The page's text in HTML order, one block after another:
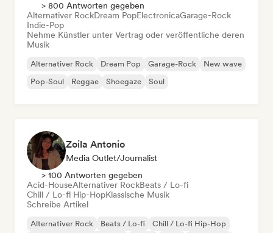
> 800 Antworten gegeben
Alternativer RockDream PopElectronicaGarage-Rock
Indie-Pop
Nehme Künstler unter Vertrag oder veröffentliche deren
Musik
Alternativer Rock Dream Pop Garage-Rock
New wave
Pop-Soul
Reggae Shoegaze Soul
Zoila Antonio
Media Outlet/Journalist
> 100 Antworten gegeben
Acid-HouseAlternativer RockBeats / Lo-fi
Chill / Lo-fi Hip-HopKlassische Musik
Schreibe Artikel
Alternativer Rock Beats / Lo-fi
Chill / Lo-fi Hip-Hop